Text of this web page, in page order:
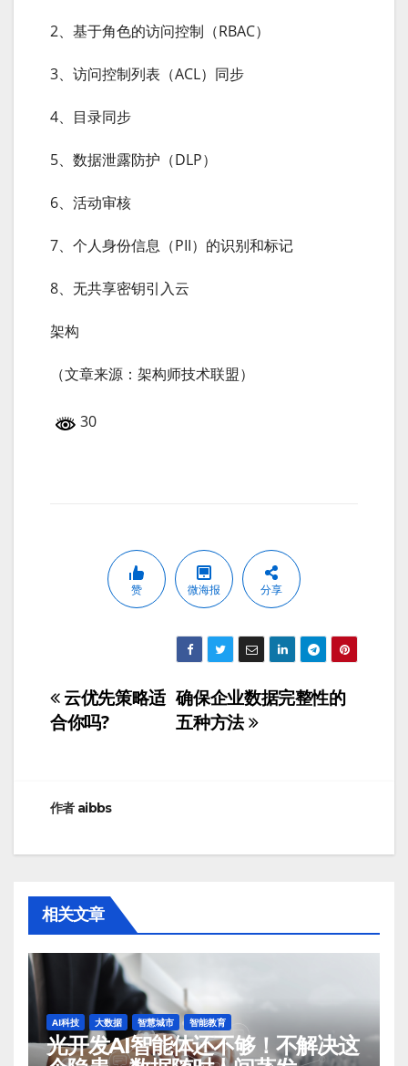
2、基于角色的访问控制（RBAC）
3、访问控制列表（ACL）同步
4、目录同步
5、数据泄露防护（DLP）
6、活动审核
7、个人身份信息（PII）的识别和标记
8、无共享密钥引入云
架构
（文章来源：架构师技术联盟）
30
赞 微海报 分享
文
章
航
确保企业数据完整性的
五种方法
云优先策略适
合你吗?
作者 aibbs
相关文章
AI科技 大数据 智慧城市 智能教育
光开发AI智能体还不够！不解决这